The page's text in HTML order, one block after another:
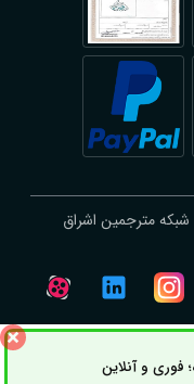
مترجمین اشراق
فوری و آنلاین